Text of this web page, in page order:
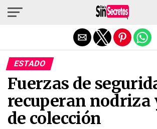
ESTADO
Fuerzas de
recuperan nodriza
de colección
Salir de la versión móvil